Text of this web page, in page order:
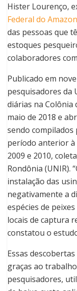
Hister Lourenço,
Federal do
das pessoas que
estoques
colaboradores
Publicado em
pesquisadores da
diárias na Colônia
maio de 2018 e
sendo
período anterior à
2009 e 2010,
Rondônia (UNIR).
instalação das
negativamente a
espécies de
locais de captura
constatou o
Essas
graças ao
pesquisadores,